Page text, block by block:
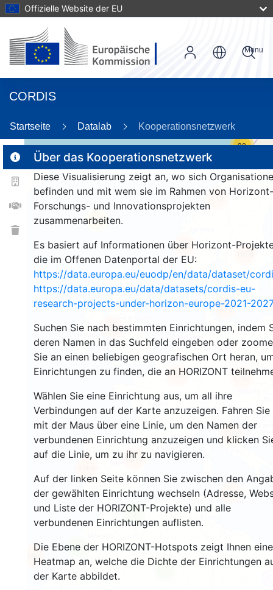
Offizielle Website der EU
CORDIS
Menu
Startseite Datalab Kooperationsnetzwerk
Über das Kooperationsnetzwerk
Diese Visualisierung zeigt an, wo sich
befinden und mit wem sie im Rahmen von Horizont-
Forschungs- und Innovationsprojekten
zusammenarbeiten.
Es basiert auf Informationen über Horizont-
die im Offenen Datenportal der EU:
https://data.europa.eu/euodp/en/data/dataset/
https://data.europa.eu/data/datasets/cordis-eu-
research-projects-under-horizon-europe-2021-2027
Suchen Sie nach bestimmten Einrichtungen, indem
deren Namen in das Suchfeld eingeben oder
Sie an einen beliebigen geografischen Ort heran,
Einrichtungen zu finden, die an HORIZONT
Wählen Sie eine Einrichtung aus, um all ihre
Verbindungen auf der Karte anzuzeigen. Fahren Sie
mit der Maus über eine Linie, um den Namen der
verbundenen Einrichtung anzuzeigen und klicken
auf die Linie, um zu ihr zu navigieren.
Auf der linken Seite können Sie zwischen den
der gewählten Einrichtung wechseln (Adresse,
und Liste der HORIZONT-Projekte) und alle
verbundenen Einrichtungen auflisten.
Die Ebene der HORIZONT-Hotspots zeigt Ihnen eine
Heatmap an, welche die Dichte der Einrichtungen
der Karte abbildet.
3
4
160
30
25
2220
112
250
1656
2679
5787
479
19387
6013